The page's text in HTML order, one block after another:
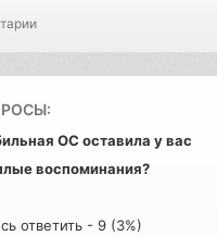
ОС оставила у вас
воспоминания?
ответить - 9 (3%)